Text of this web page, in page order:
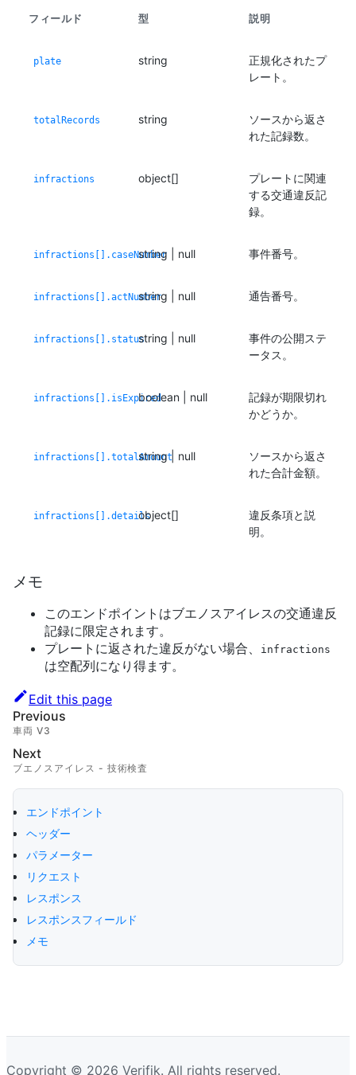
フィールド 型 説明
plate string
正規化されたプ
レート。
totalRecords string
ソースから返さ
れた記録数。
infractions object[]
プレートに関連
する交通違反記
録。
infractions[].caseNumberstring | null 事件番号。
infractions[].actNumberstring | null 通告番号。
infractions[].statusstring | null
事件の公開ステ
ータス。
infractions[].isExpiredboolean | null
記録が期限切れ
かどうか。
infractions[].totalAmount
string | null
ソースから返さ
れた合計金額。
infractions[].detailsobject[]
違反条項と説
明。
メモ
このエンドポイントはブエノスアイレスの交通違反
記録に限定されます。
プレートに返された違反がない場合、
infractions
は空配列になり得ます。
Edit this page
Previous
車両 V3
Next
ブエノスアイレス - 技術検査
エンドポイント
ヘッダー
パラメーター
リクエスト
レスポンス
レスポンスフィールド
メモ
Copyright © 2026 Verifik. All rights reserved.